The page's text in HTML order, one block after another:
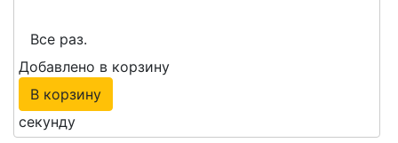
Все раз.
Добавлено в корзину
В корзину
секунду